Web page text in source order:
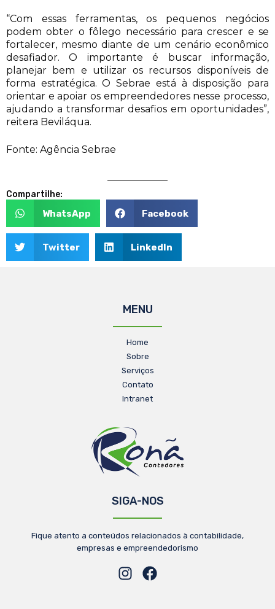
“Com essas ferramentas, os pequenos negócios
podem obter o fôlego necessário para crescer e se
fortalecer, mesmo diante de um cenário econômico
desafiador. O importante é buscar informação,
planejar bem e utilizar os recursos disponíveis de
forma estratégica. O Sebrae está à disposição para
orientar e apoiar os empreendedores nesse processo,
ajudando a transformar desafios em oportunidades”,
reitera Beviláqua.
Fonte: Agência Sebrae
Compartilhe:
WhatsApp Facebook
Twitter LinkedIn
MENU
Home
Sobre
Serviços
Contato
Intranet
SIGA-NOS
Fique atento a conteúdos relacionados à contabilidade,
empresas e empreendedorismo